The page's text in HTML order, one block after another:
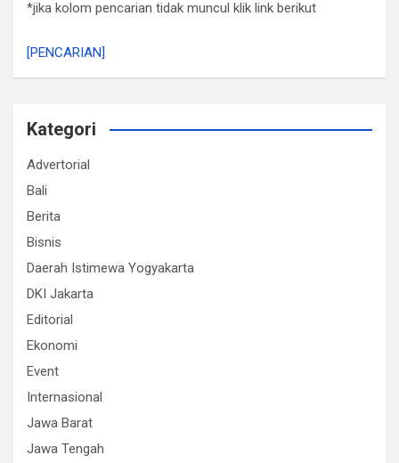
*jika kolom pencarian tidak muncul klik link berikut
[PENCARIAN]
Kategori
Advertorial
Bali
Berita
Bisnis
Daerah Istimewa Yogyakarta
DKI Jakarta
Editorial
Ekonomi
Event
Internasional
Jawa Barat
Jawa Tengah